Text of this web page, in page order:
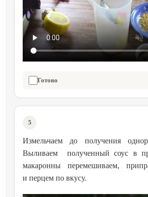
Готово
5
Измельчаем до получения
Выливаем полученный соус в
макаронны перемешиваем,
и перцем по вкусу.